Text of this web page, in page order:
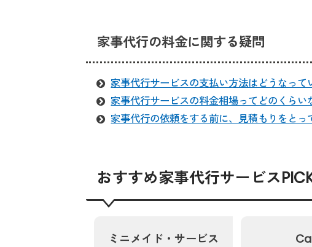
家事代行の料金に関する疑問
家事代行サービスの支払い方法はどうなって
家事代行サービスの料金相場ってどのくらい
家事代行の依頼をする前に、見積もりをとっ
おすすめ家事代行サービス
ミニメイド・サービス